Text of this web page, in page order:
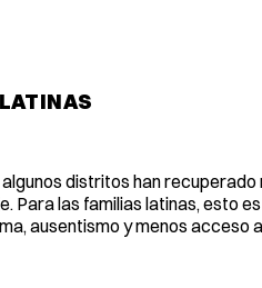
distritos han
las familias latinas, esto
ausentismo y menos acceso